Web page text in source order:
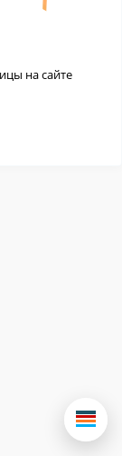
на сайте